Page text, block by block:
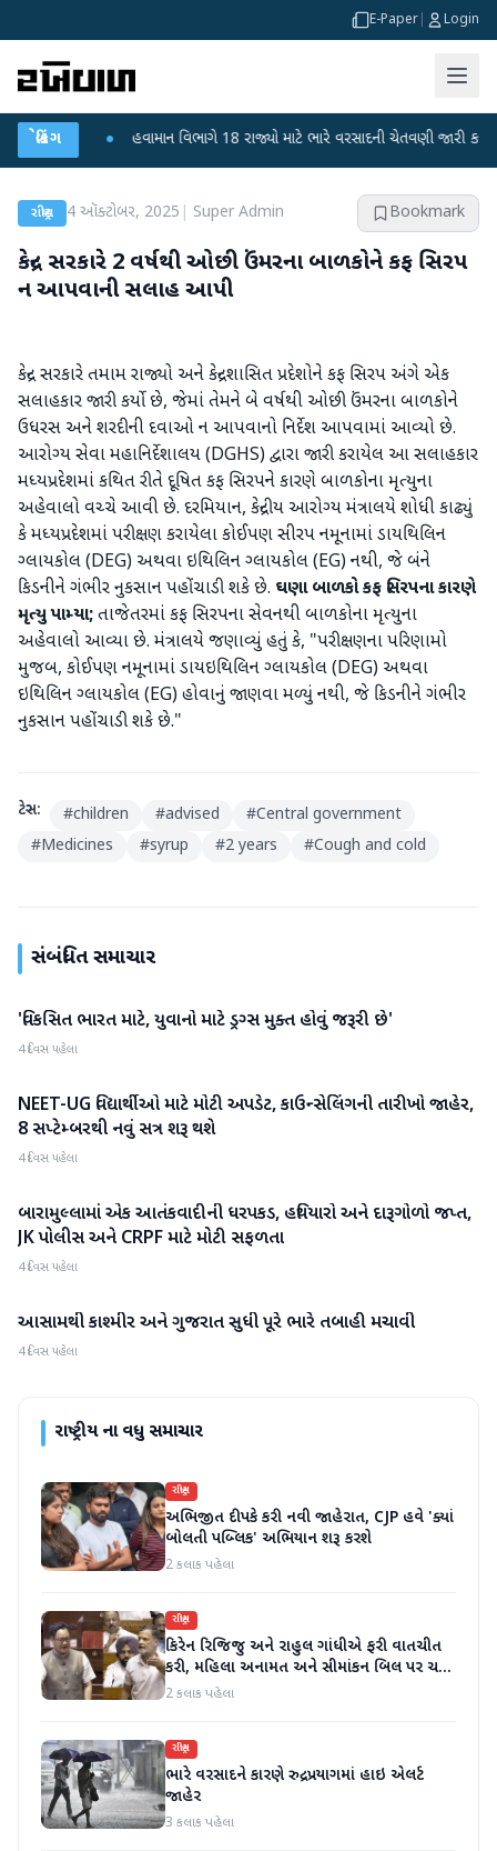
E-Paper Login
બ્રેકિંગ● હવામાન વિભાગે 18 રાજ્યો માટે ભારે વરસાદની ચેતવણી જારી કરી ●
રાષ્ટ્રીય 4 ઑક્ટોબર, 2025 Super Admin Bookmark
કેન્દ્ર સરકારે 2 વર્ષથી ઓછી ઉંમરના બાળકોને કફ સિરપ
ન આપવાની સલાહ આપી
કેન્દ્ર સરકારે તમામ રાજ્યો અને કેન્દ્રશાસિત પ્રદેશોને કફ સિરપ અંગે એક
સલાહકાર જારી કર્યો છે, જેમાં તેમને બે વર્ષથી ઓછી ઉંમરના બાળકોને
ઉધરસ અને શરદીની દવાઓ ન આપવાનો નિર્દેશ આપવામાં આવ્યો છે.
આરોગ્ય સેવા મહાનિર્દેશાલય (DGHS) દ્વારા જારી કરાયેલ આ સલાહકાર
મધ્યપ્રદેશમાં કથિત રીતે દૂષિત કફ સિરપને કારણે બાળકોના મૃત્યુના
અહેવાલો વચ્ચે આવી છે. દરમિયાન, કેન્દ્રીય આરોગ્ય મંત્રાલયે શોધી કાઢ્યું
કે મધ્યપ્રદેશમાં પરીક્ષણ કરાયેલા કોઈપણ સીરપ નમૂનામાં ડાયથિલિન
ગ્લાયકોલ (DEG) અથવા ઇથિલિન ગ્લાયકોલ (EG) નથી, જે બંને
કિડનીને ગંભીર નુકસાન પહોંચાડી શકે છે. ઘણા બાળકો કફ સિરપના કારણે
મૃત્યુ પામ્યા;તાજેતરમાં કફ સિરપના સેવનથી બાળકોના મૃત્યુના
અહેવાલો આવ્યા છે. મંત્રાલયે જણાવ્યું હતું કે, "પરીક્ષણના પરિણામો
મુજબ, કોઈપણ નમૂનામાં ડાયઇથિલિન ગ્લાયકોલ (DEG) અથવા
ઇથિલિન ગ્લાયકોલ (EG) હોવાનું જાણવા મળ્યું નથી, જે કિડનીને ગંભીર
નુકસાન પહોંચાડી શકે છે."
ટેગ્સ: #children #advised #Central government
#Medicines #syrup #2 years #Cough and cold
સંબંધિત સમાચાર
રાષ્ટ્રીય
'વિકસિત ભારત માટે, યુવાનો માટે ડ્રગ્સ મુક્ત હોવું જરૂરી છે'
4 દિવસ પહેલા
રાષ્ટ્રીય
NEET-UG વિદ્યાર્થીઓ માટે મોટી અપડેટ, કાઉન્સેલિંગની તારીખો જાહેર,
8 સપ્ટેમ્બરથી નવું સત્ર શરૂ થશે
4 દિવસ પહેલા
રાષ્ટ્રીય
બારામુલ્લામાં એક આતંકવાદીની ધરપકડ, હથિયારો અને દારૂગોળો જપ્ત,
JK પોલીસ અને CRPF માટે મોટી સફળતા
4 દિવસ પહેલા
રાષ્ટ્રીય
આસામથી કાશ્મીર અને ગુજરાત સુધી પૂરે ભારે તબાહી મચાવી
4 દિવસ પહેલા
રાષ્ટ્રીયના વધુ સમાચાર
રાષ્ટ્રીય
અભિજીત દીપકે કરી નવી જાહેરાત, CJP હવે 'ક્યાં
બોલતી પબ્લિક' અભિયાન શરૂ કરશે
2 કલાક પહેલા
રાષ્ટ્રીય
કિરેન રિજિજુ અને રાહુલ ગાંધીએ ફરી વાતચીત
કરી, મહિલા અનામત અને સીમાંકન બિલ પર ચર્ચા
કરી
2 કલાક પહેલા
રાષ્ટ્રીય
ભારે વરસાદને કારણે રુદ્રપ્રયાગમાં હાઇ એલર્ટ
જાહેર
3 કલાક પહેલા